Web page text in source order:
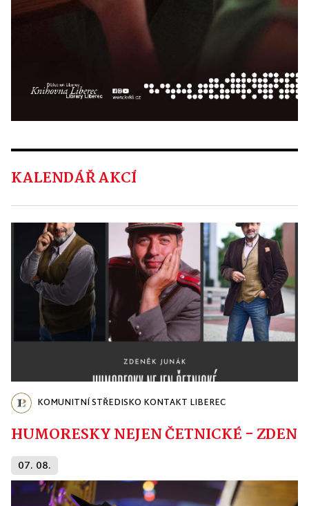
KALENDÁŘ AKCÍ
KOMUNITNÍ STŘEDISKO KONTAKT LIBEREC
HUMORESKY NEJEN ČETNICKÉ -
07. 08.